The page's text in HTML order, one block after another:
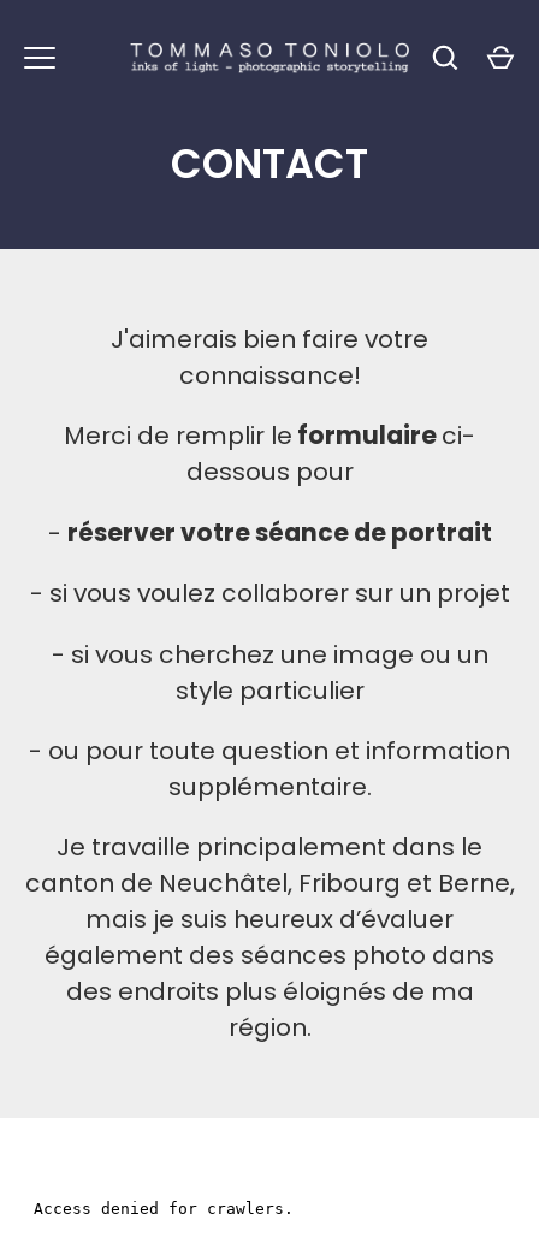
au
contenu
CONTACT
J'aimerais bien faire votre
connaissance!
Merci de remplir le formulaireci-
dessous pour
- réserver votre séance de portrait
- si vous voulez collaborer sur un projet
- si vous cherchez une image ou un
style particulier
- ou pour toute question et information
supplémentaire.
Je travaille principalement dans le
canton de Neuchâtel, Fribourg et Berne,
mais je suis heureux d’évaluer
également des séances photo dans
des endroits plus éloignés de ma
région.